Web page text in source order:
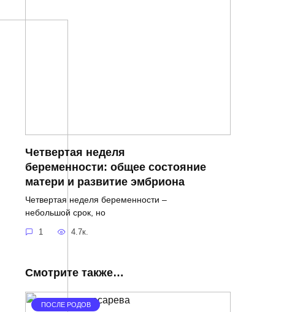
Четвертая неделя
беременности: общее состояние
матери и развитие эмбриона
Четвертая неделя беременности –
небольшой срок, но
1 4.7к.
Смотрите также…
ПОСЛЕ РОДОВ